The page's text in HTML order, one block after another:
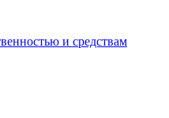
и средствам